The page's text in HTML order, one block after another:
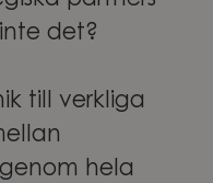
det?
till verkliga
hela